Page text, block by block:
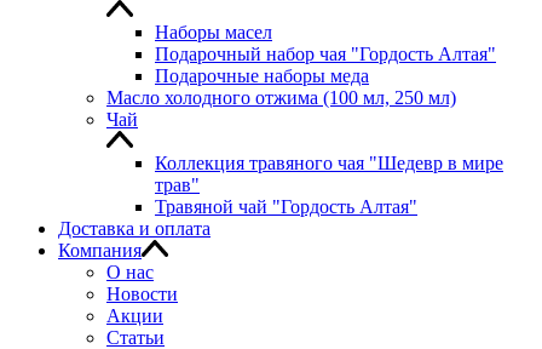
Наборы масел
Подарочный набор чая "Гордость Алтая"
Подарочные наборы меда
Масло холодного отжима (100 мл, 250 мл)
Чай
Коллекция травяного чая "Шедевр в мире
трав"
Травяной чай "Гордость Алтая"
Доставка и оплата
Компания
О нас
Новости
Акции
Статьи